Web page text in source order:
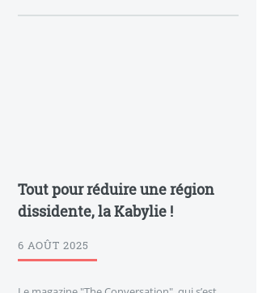
Tout pour réduire une région
dissidente, la Kabylie !
6 AOÛT 2025